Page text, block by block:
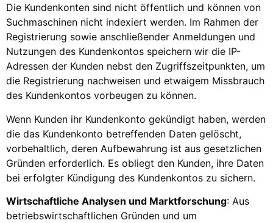
Die Kundenkonten sind nicht öffentlich und können von
Suchmaschinen nicht indexiert werden. Im Rahmen der
Registrierung sowie anschließender Anmeldungen und
Nutzungen des Kundenkontos speichern wir die IP-
Adressen der Kunden nebst den Zugriffszeitpunkten, um
die Registrierung nachweisen und etwaigem Missbrauch
des Kundenkontos vorbeugen zu können.
Wenn Kunden ihr Kundenkonto gekündigt haben, werden
die das Kundenkonto betreffenden Daten gelöscht,
vorbehaltlich, deren Aufbewahrung ist aus gesetzlichen
Gründen erforderlich. Es obliegt den Kunden, ihre Daten
bei erfolgter Kündigung des Kundenkontos zu sichern.
Wirtschaftliche Analysen und Marktforschung: Aus
betriebswirtschaftlichen Gründen und um